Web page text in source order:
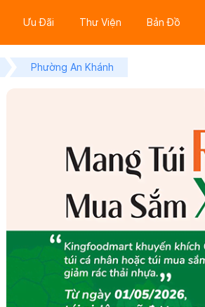
Ưu Đãi Thư Viện Bản Đồ
Phường An Khánh